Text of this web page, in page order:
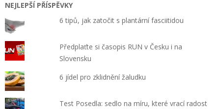
NEJLEPŠÍ PŘÍSPĚVKY
6 tipů, jak zatočit s plantární fasciitidou
Předplaťte si časopis RUN v Česku i na
Slovensku
6 jídel pro zklidnění žaludku
Test Posedla: sedlo na míru, které vrací radost